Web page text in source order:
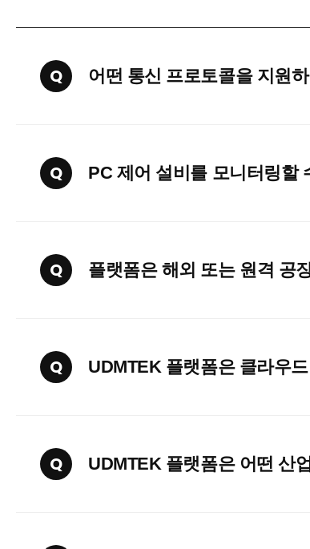
Q 어떤 통신 프로토콜을 지원
Q PC 제어 설비를 모니터링할
Q 플랫폼은 해외 또는 원격 공
Q UDMTEK 플랫폼은 클라우
Q UDMTEK 플랫폼은 어떤 산